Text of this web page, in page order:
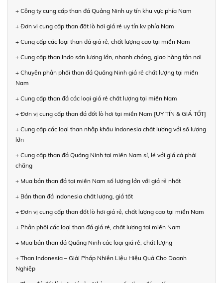
+ Công ty cung cấp than đá Quảng Ninh uy tín khu vực phía Nam
+ Đơn vị cung cấp than đốt lò hơi giá rẻ uy tín kv phía Nam
+ Cung cấp các loại than đá giá rẻ, chất lượng cao tại miền Nam
+ Cung cấp than Indo sản lượng lớn, nhanh chóng, giao hàng tận nơi
+ Chuyên phân phối than đá Quảng Ninh giá rẻ chất lượng tại miền
Nam
+ Cung cấp than đá các loại giá rẻ chất lượng tại miền Nam
+ Đơn vị cung cấp than đá đốt lò hơi tại miền Nam [UY TÍN & GIÁ TỐT]
+ Cung cấp các loại than nhập khẩu Indonesia chất lượng với số lượng
lớn
+ Cung cấp than đá Quảng Ninh tại miền Nam sỉ, lẻ với giá cả phải
chăng
+ Mua bán than đá tại miền Nam số lượng lớn với giá rẻ nhất
+ Bán than đá Indonesia chất lượng, giá tốt
+ Đơn vị cung cấp than đốt lò hơi giá rẻ, chất lượng cao tại miền Nam
+ Phân phối các loại than đá giá rẻ, chất lượng tại miền Nam
+ Mua bán than đá Quảng Ninh các loại giá rẻ, chất lượng
+ Than Indonesia – Giải Pháp Nhiên Liệu Hiệu Quả Cho Doanh
Nghiệp